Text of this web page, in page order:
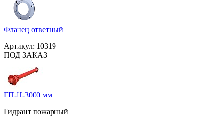
Фланец ответный
Артикул: 10319
ПОД ЗАКАЗ
ГП-Н-3000 мм
Гидрант пожарный